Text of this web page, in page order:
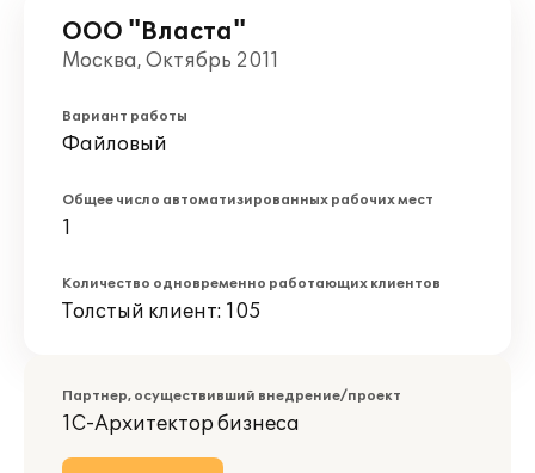
ООО "Власта"
Москва, Октябрь 2011
Вариант работы
Файловый
Общее число автоматизированных рабочих мест
1
Количество одновременно работающих клиентов
Толстый клиент: 105
Партнер, осуществивший внедрение/проект
1С-Архитектор бизнеса